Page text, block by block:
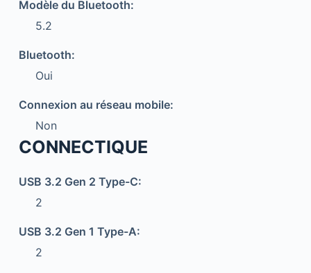
Modèle du Bluetooth:
5.2
Bluetooth:
Oui
Connexion au réseau mobile:
Non
CONNECTIQUE
USB 3.2 Gen 2 Type-C:
2
USB 3.2 Gen 1 Type-A:
2